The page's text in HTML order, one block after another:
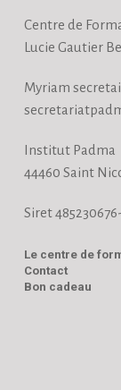
Centre de
Lucie Gautier
Myriam
Institut Padma
44460 Saint
Siret
Le centre de
Contact
Bon cadeau